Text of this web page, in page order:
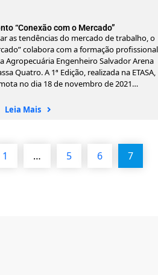
“Conexão com o Mercado”
as tendências do mercado de trabalho, o
colabora com a formação profissional
Agropecuária Engenheiro Salvador Arena
Quatro. A 1ª Edição, realizada na ETASA,
no dia 18 de novembro de 2021…
Leia Mais
1 … 5 6 7